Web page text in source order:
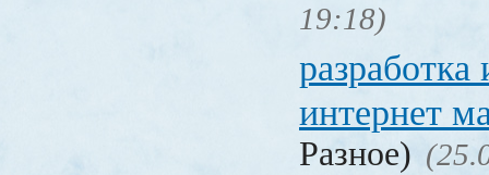
19:18)
интернет
Разное)